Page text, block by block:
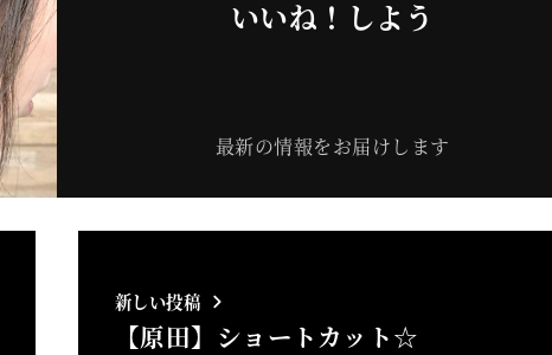
いいね！しよう
最新の情報をお届けします
新しい投稿
【原田】ショートカット☆